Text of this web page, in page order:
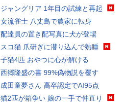
ジャングリア 1年目の試練と再起
女流雀士 八丈島で農家に転身
配達員の置き配写真に犬が登場
スコ猫 爪研ぎに潜り込んで熟睡
子猫4匹 おやつに心が解ける
西郷隆盛の書 99%偽物説を覆す
成田童夢さん 高卒認定でAI95点
猫2匹が箱争い 娘の一手で仲直り